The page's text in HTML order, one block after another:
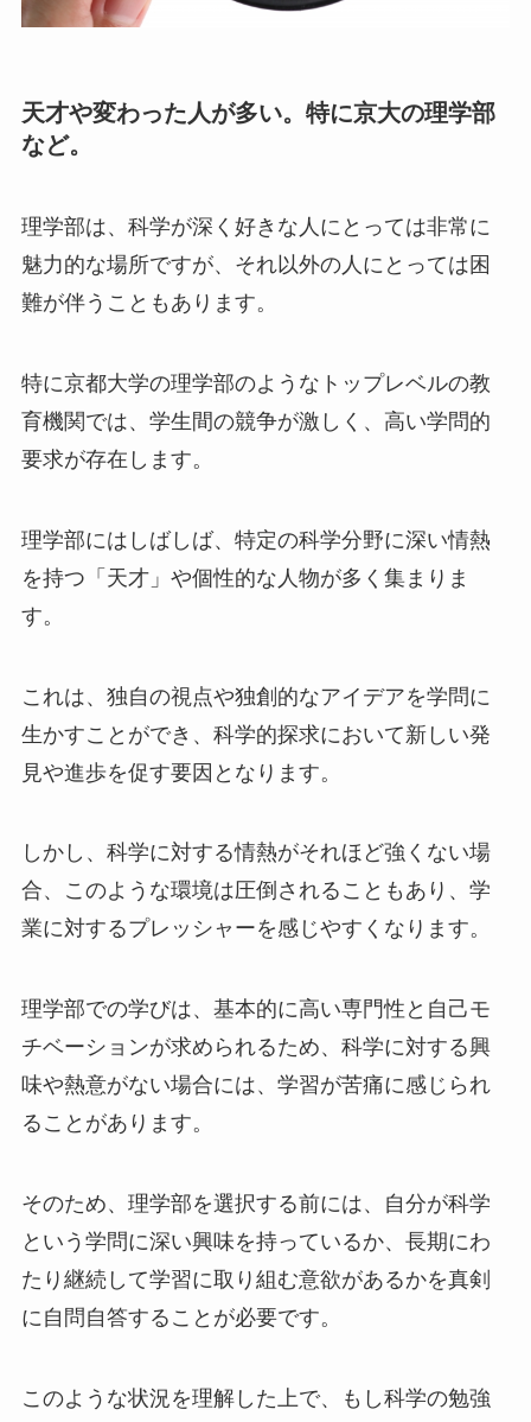
天才や変わった人が多い。特に京大の理学部
など。
理学部は、科学が深く好きな人にとっては非常に
魅力的な場所ですが、それ以外の人にとっては困
難が伴うこともあります。
特に京都大学の理学部のようなトップレベルの教
育機関では、学生間の競争が激しく、高い学問的
要求が存在します。
理学部にはしばしば、特定の科学分野に深い情熱
を持つ「天才」や個性的な人物が多く集まりま
す。
これは、独自の視点や独創的なアイデアを学問に
生かすことができ、科学的探求において新しい発
見や進歩を促す要因となります。
しかし、科学に対する情熱がそれほど強くない場
合、このような環境は圧倒されることもあり、学
業に対するプレッシャーを感じやすくなります。
理学部での学びは、基本的に高い専門性と自己モ
チベーションが求められるため、科学に対する興
味や熱意がない場合には、学習が苦痛に感じられ
ることがあります。
そのため、理学部を選択する前には、自分が科学
という学問に深い興味を持っているか、長期にわ
たり継続して学習に取り組む意欲があるかを真剣
に自問自答することが必要です。
このような状況を理解した上で、もし科学の勉強